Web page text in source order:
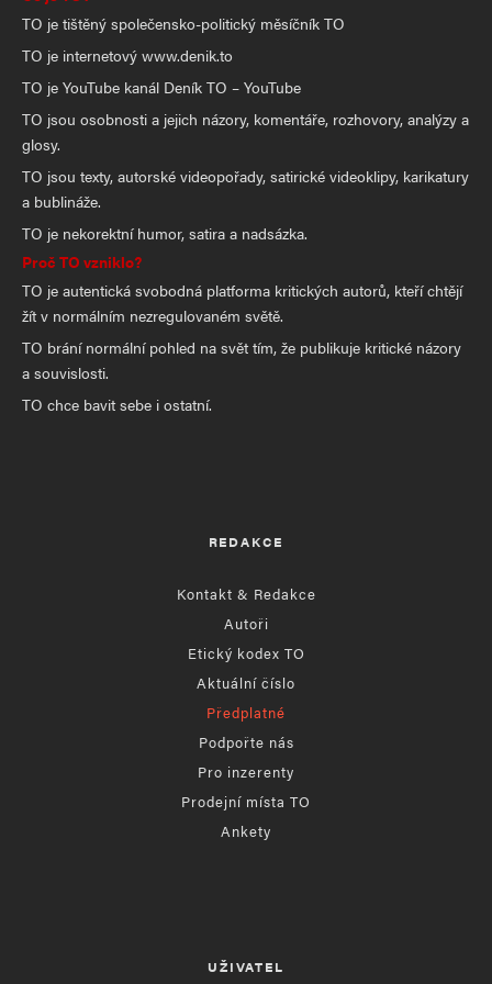
TO je tištěný společensko-politický měsíčník TO
TO je internetový www.denik.to
TO je YouTube kanál Deník TO – YouTube
TO jsou osobnosti a jejich názory, komentáře, rozhovory, analýzy a
glosy.
TO jsou texty, autorské videopořady, satirické videoklipy, karikatury
a bublináže.
TO je nekorektní humor, satira a nadsázka.
Proč TO vzniklo?
TO je autentická svobodná platforma kritických autorů, kteří chtějí
žít v normálním nezregulovaném světě.
TO brání normální pohled na svět tím, že publikuje kritické názory
a souvislosti.
TO chce bavit sebe i ostatní.
REDAKCE
Kontakt & Redakce
Autoři
Etický kodex TO
Aktuální číslo
Předplatné
Podpořte nás
Pro inzerenty
Prodejní místa TO
Ankety
UŽIVATEL